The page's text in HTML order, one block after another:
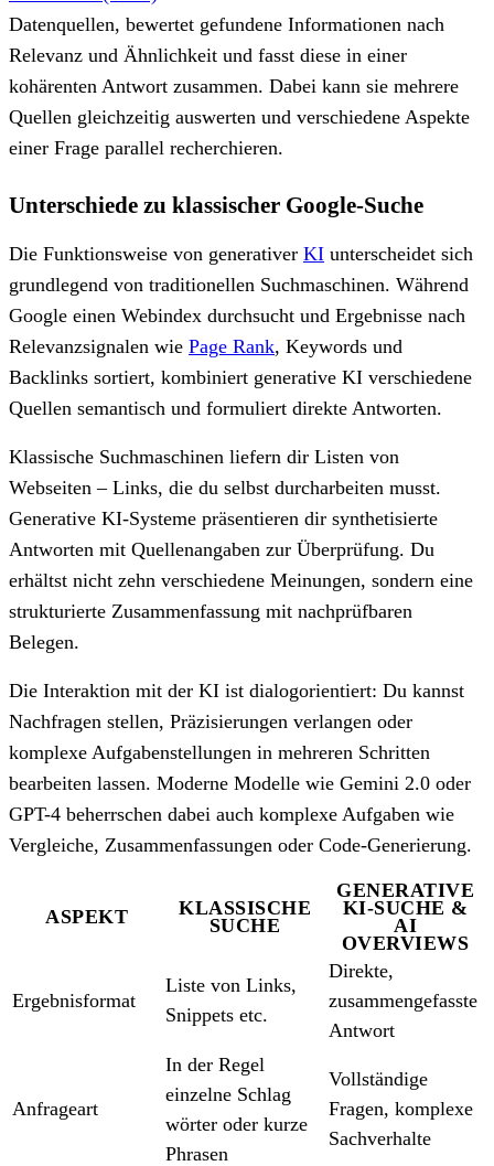
Datenquellen, bewertet gefundene Informationen nach
Relevanz und Ähnlichkeit und fasst diese in einer
kohärenten Antwort zusammen. Dabei kann sie mehrere
Quellen gleichzeitig auswerten und verschiedene Aspekte
einer Frage parallel recherchieren.
Unterschiede zu klassischer Google-Suche
Die Funktionsweise von generativer KI unterscheidet sich
grundlegend von traditionellen Suchmaschinen. Während
Google einen Webindex durchsucht und Ergebnisse nach
Relevanzsignalen wie Page Rank, Keywords und
Backlinks sortiert, kombiniert generative KI verschiedene
Quellen semantisch und formuliert direkte Antworten.
Klassische Suchmaschinen liefern dir Listen von
Webseiten – Links, die du selbst durcharbeiten musst.
Generative KI-Systeme präsentieren dir synthetisierte
Antworten mit Quellenangaben zur Überprüfung. Du
erhältst nicht zehn verschiedene Meinungen, sondern eine
strukturierte Zusammenfassung mit nachprüfbaren
Belegen.
Die Interaktion mit der KI ist dialogorientiert: Du kannst
Nachfragen stellen, Präzisierungen verlangen oder
komplexe Aufgabenstellungen in mehreren Schritten
bearbeiten lassen. Moderne Modelle wie Gemini 2.0 oder
GPT-4 beherrschen dabei auch komplexe Aufgaben wie
Vergleiche, Zusammenfassungen oder Code-Generierung.
ASPEKT
KLASSISCHE
SUCHE
GENERATIVE
KI-SUCHE &
AI
OVERVIEWS
Ergebnisformat
Liste von Links,
Snippets etc.
Direkte,
zusammengefasste
Antwort
Anfrageart
In der Regel
einzelne Schlag
wörter oder kurze
Phrasen
Vollständige
Fragen, komplexe
Sachverhalte